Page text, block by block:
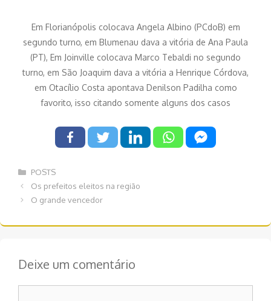
Em Florianópolis colocava Angela Albino (PCdoB) em
segundo turno, em Blumenau dava a vitória de Ana Paula
(PT), Em Joinville colocava Marco Tebaldi no segundo
turno, em São Joaquim dava a vitória a Henrique Córdova,
em Otacílio Costa apontava Denilson Padilha como
favorito, isso citando somente alguns dos casos
Categorias
POSTS
Navegação
Os prefeitos eleitos na região
O grande vencedor
Deixe um comentário